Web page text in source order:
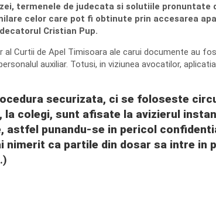
termenele de judecata si solutiile pronuntate
celor care pot fi obtinute prin accesarea
Cristian Pup.
Curtii de Apel Timisoara ale carui documente au
auxiliar. Totusi, in viziunea avocatilor,
securizata, ci se foloseste
colegi, sunt afisate la avizierul
astfel punandu-se in pericol
ca partile din dosar sa intre in